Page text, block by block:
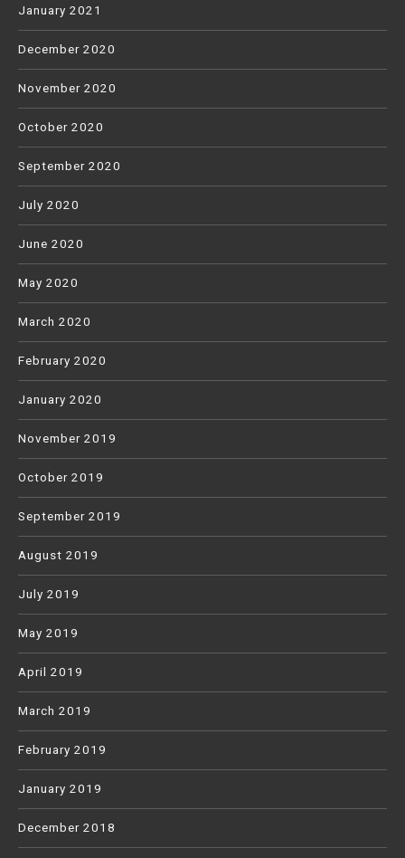
January 2021
December 2020
November 2020
October 2020
September 2020
July 2020
June 2020
May 2020
March 2020
February 2020
January 2020
November 2019
October 2019
September 2019
August 2019
July 2019
May 2019
April 2019
March 2019
February 2019
January 2019
December 2018